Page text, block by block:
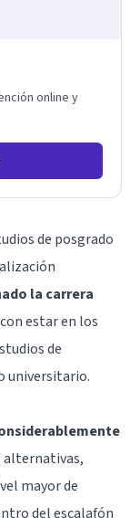
de la
permitiendo
Jiménez Duque
Porque
forma de pensar,
online y
de posgrado
la carrera
estar en los
de
universitario.
alternativas,
mayor de
del escalafón